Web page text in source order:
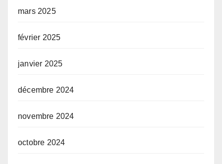
mars 2025
février 2025
janvier 2025
décembre 2024
novembre 2024
octobre 2024